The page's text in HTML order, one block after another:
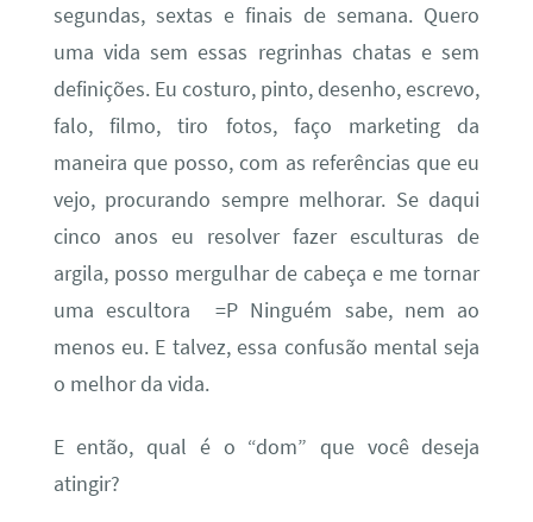
segundas, sextas e finais de semana. Quero
uma vida sem essas regrinhas chatas e sem
definições. Eu costuro, pinto, desenho, escrevo,
falo, filmo, tiro fotos, faço marketing da
maneira que posso, com as referências que eu
vejo, procurando sempre melhorar. Se daqui
cinco anos eu resolver fazer esculturas de
argila, posso mergulhar de cabeça e me tornar
uma escultora =P Ninguém sabe, nem ao
menos eu. E talvez, essa confusão mental seja
o melhor da vida.
E então, qual é o “dom” que você deseja
atingir?